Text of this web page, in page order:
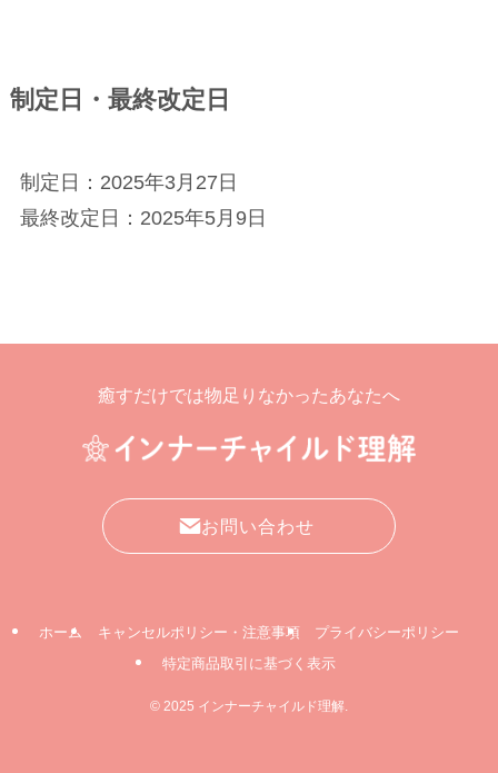
制定日・最終改定日
制定日：2025年3月27日
最終改定日：2025年5月9日
癒すだけでは物足りなかったあなたへ
お問い合わせ
ホーム キャンセルポリシー・注意事項
プライバシーポリシー
特定商品取引に基づく表示
© 2025 インナーチャイルド理解.